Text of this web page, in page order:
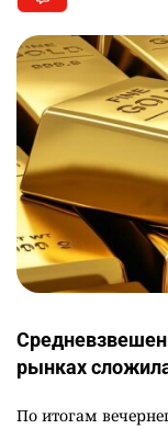
рынках
По итогам